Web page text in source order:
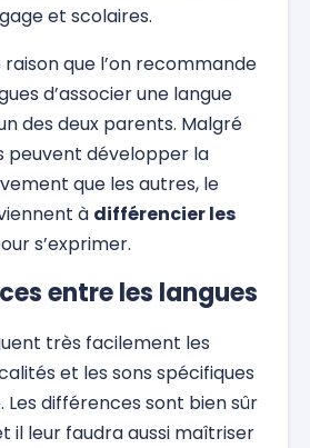
et scolaires.
que l’on recommande
d’associer une langue
des deux parents. Malgré
peuvent développer la
que les autres, le
à différencier les
s’exprimer.
entre les langues
très facilement les
et les sons spécifiques
Les différences sont bien sûr
il leur faudra aussi maîtriser